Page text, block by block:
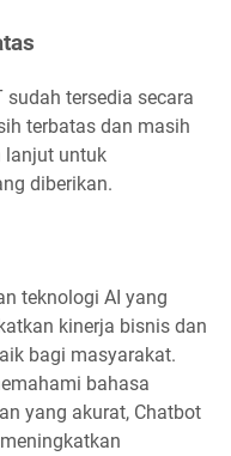
sudah tersedia secara
terbatas dan masih
lanjut untuk
diberikan.
teknologi AI yang
kinerja bisnis dan
bagi masyarakat.
bahasa
yang akurat, Chatbot